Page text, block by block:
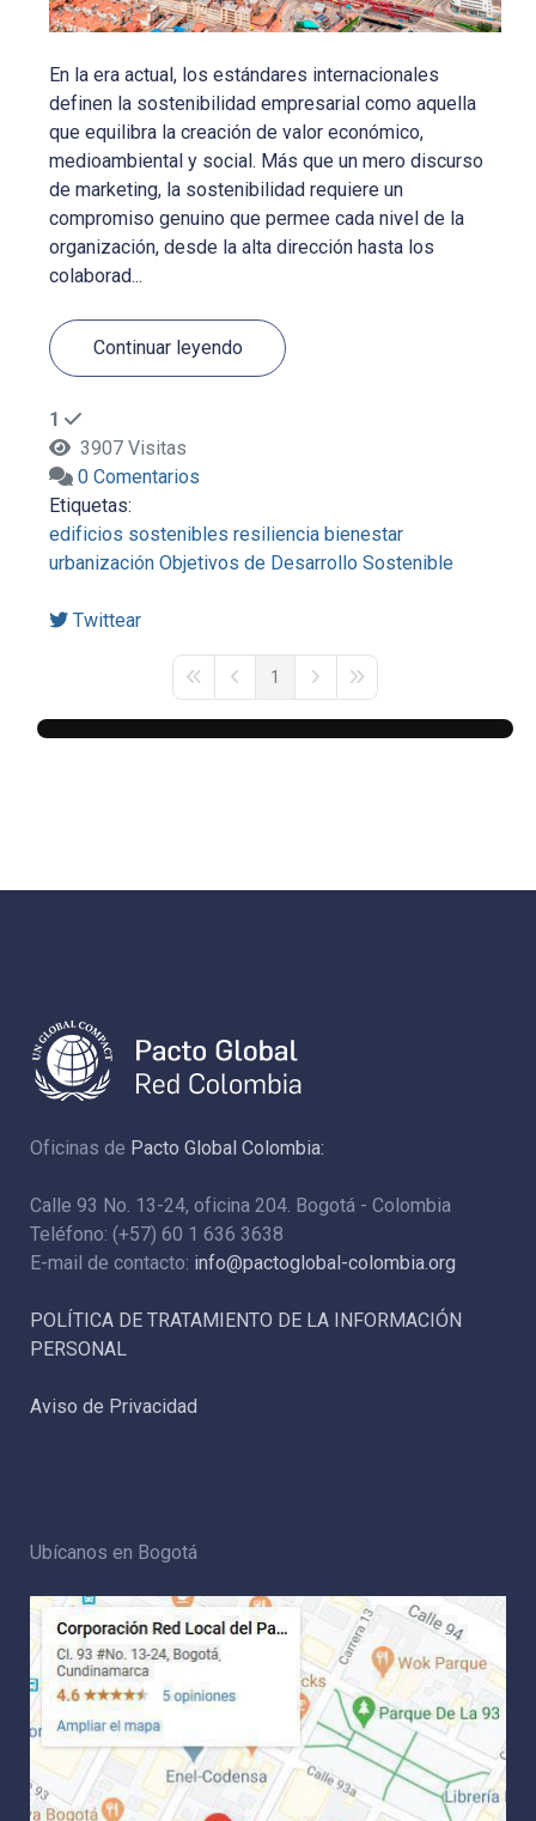
En la era actual, los estándares internacionales
definen la sostenibilidad empresarial como aquella
que equilibra la creación de valor económico,
medioambiental y social. Más que un mero discurso
de marketing, la sostenibilidad requiere un
compromiso genuino que permee cada nivel de la
organización, desde la alta dirección hasta los
colaborad...
Continuar leyendo
1
3907 Visitas
0 Comentarios
Etiquetas:
edificios sostenibles resiliencia bienestar
urbanización Objetivos de Desarrollo Sostenible
Twittear
First PagePrevious Page
1
Next PageLast Page
Oficinas de Pacto Global Colombia:
Calle 93 No. 13-24, oficina 204. Bogotá - Colombia
Teléfono: (+57) 60 1 636 3638
E-mail de contacto: info@pactoglobal-colombia.org
POLÍTICA DE TRATAMIENTO DE LA INFORMACIÓN
PERSONAL
Aviso de Privacidad
Ubícanos en Bogotá